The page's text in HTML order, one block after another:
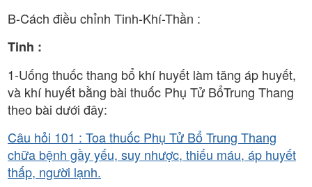
B-Cách điều chỉnh Tinh-Khí-Thần :
Tinh :
1-Uống thuốc thang bổ khí huyết làm tăng áp huyết,
và khí huyết bằng bài thuốc Phụ Tử BổTrung Thang
theo bài dưới đây:
Câu hỏi 101 : Toa thuốc Phụ Tử Bổ Trung Thang
chữa bệnh gầy yếu, suy nhược, thiếu máu, áp huyết
thấp, người lạnh.